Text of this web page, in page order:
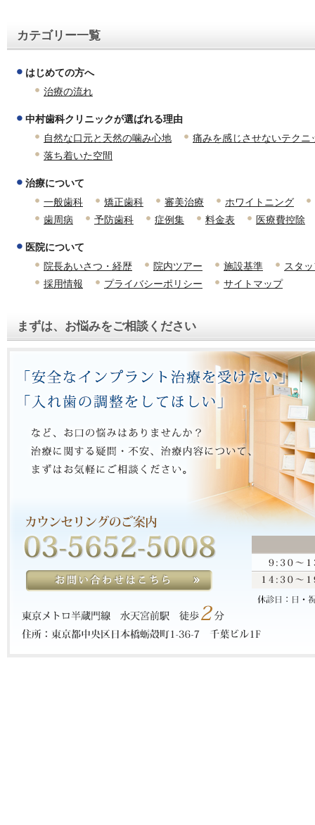
カテゴリー一覧
はじめての方へ
治療の流れ
中村歯科クリニックが選ばれる理由
自然な口元と天然の噛み心地
痛みを感じさせないテクニ
落ち着いた空間
治療について
一般歯科
矯正歯科 審美治療
ホワイトニング
歯周病
予防歯科 症例集 料金表 医療費控除
医院について
院長あいさつ・経歴
院内ツアー 施設基準
スタ
採用情報
プライバシーポリシー サイトマップ
まずは、お悩みをご相談ください